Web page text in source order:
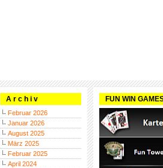
A r c h i v
Februar 2026
Januar 2026
August 2025
März 2025
Februar 2025
April 2024
FUN WIN